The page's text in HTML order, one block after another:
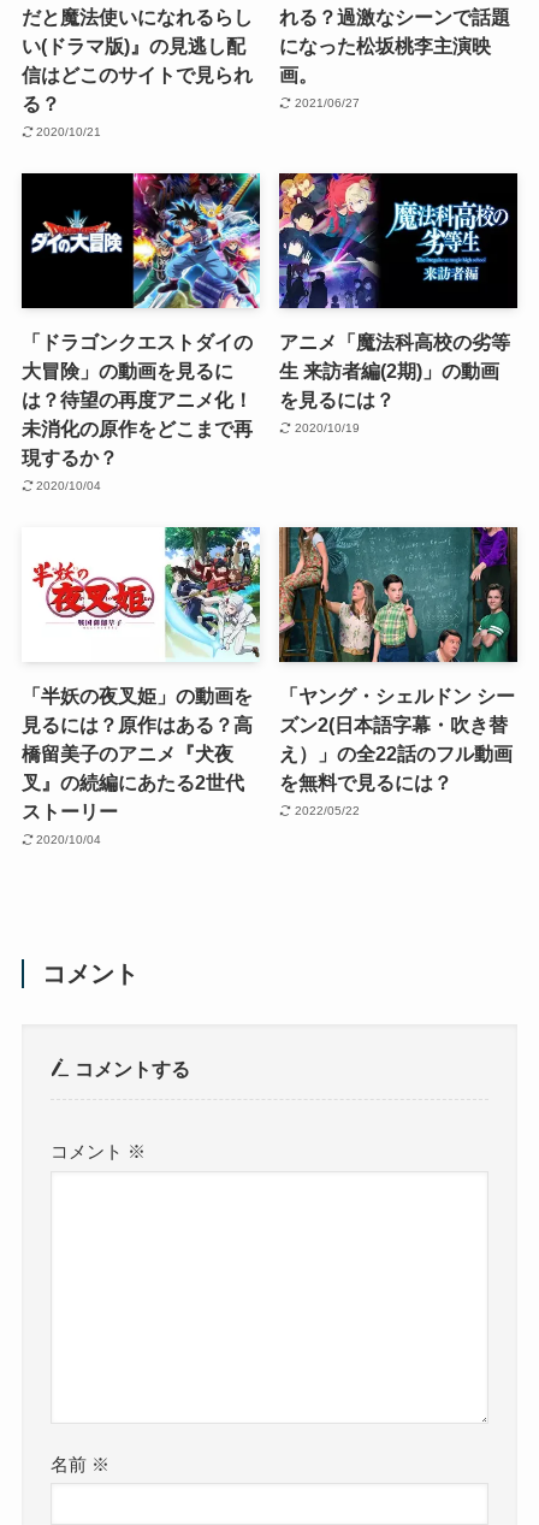
だと魔法使いになれるらし
い(ドラマ版)』の見逃し配
信はどこのサイトで見られ
る？
2020/10/21
れる？過激なシーンで話題
になった松坂桃李主演映
画。
2021/06/27
「ドラゴンクエストダイの
大冒険」の動画を見るに
は？待望の再度アニメ化！
未消化の原作をどこまで再
現するか？
2020/10/04
アニメ「魔法科高校の劣等
生 来訪者編(2期)」の動画
を見るには？
2020/10/19
「半妖の夜叉姫」の動画を
見るには？原作はある？高
橋留美子のアニメ『犬夜
叉』の続編にあたる2世代
ストーリー
2020/10/04
「ヤング・シェルドン シー
ズン2(日本語字幕・吹き替
え）」の全22話のフル動画
を無料で見るには？
2022/05/22
コメント
コメントする
コメント ※
名前 ※